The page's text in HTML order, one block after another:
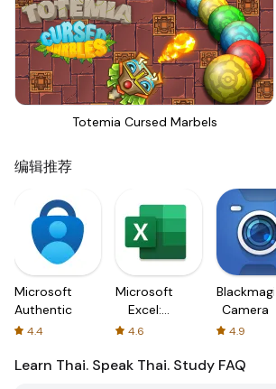
Totemia Cursed Marbels
编辑推荐
Microsoft
Authenticator
4.4
Microsoft
Excel:
Spreadsheets
4.6
Blackmagic
Camera
4.9
Learn Thai. Speak Thai. Study FAQ